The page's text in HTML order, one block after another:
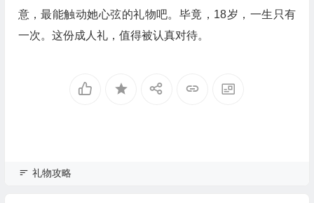
意，最能触动她心弦的礼物吧。毕竟，18岁，一生只有
一次。这份成人礼，值得被认真对待。
礼物攻略